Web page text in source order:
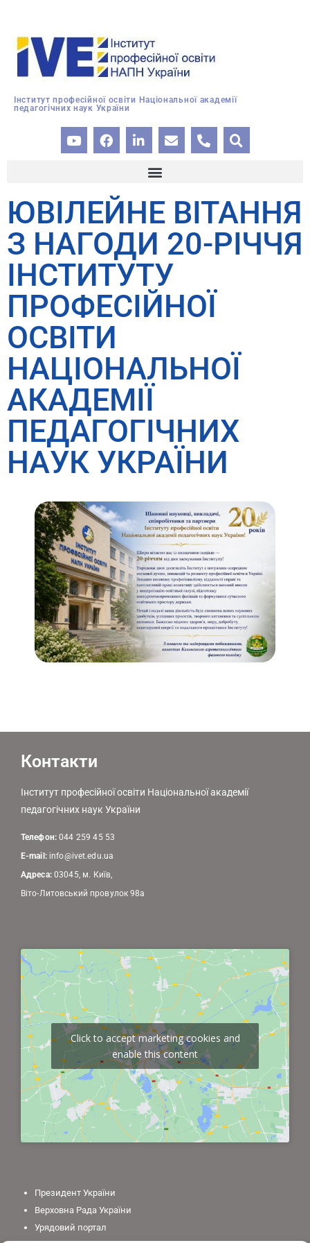
Інститут професійної освіти Національної академії
педагогічних наук України
ЮВІЛЕЙНЕ ВІТАННЯ
З НАГОДИ 20-РІЧЧЯ
ІНСТИТУТУ
ПРОФЕСІЙНОЇ
ОСВІТИ
НАЦІОНАЛЬНОЇ
АКАДЕМІЇ
ПЕДАГОГІЧНИХ
НАУК УКРАЇНИ
Контакти
Інститут професійної освіти Національної академії
педагогічних наук України
Телефон:044 259 45 53
E-mail: info@ivet.edu.ua
Адреса:03045, м. Київ,
Віто-Литовський провулок 98а
Click to accept marketing cookies and
enable this content
Президент України
Верховна Рада України
Урядовий портал